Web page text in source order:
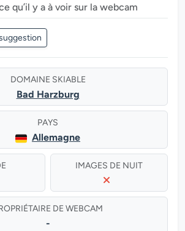
qu’il y a à voir sur la webcam
DOMAINE SKIABLE
Bad Harzburg
PAYS
Allemagne
IMAGES DE NUIT
DE WEBCAM
-